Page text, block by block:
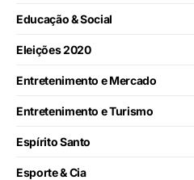
Educação & Social
Eleições 2020
Entretenimento e Mercado
Entretenimento e Turismo
Espírito Santo
Esporte & Cia